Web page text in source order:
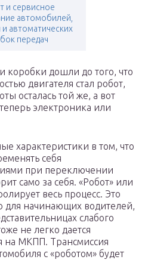
и сервисное
автомобилей,
и автоматических
передач
коробки дошли до того, что
двигателя стал робот,
осталась той же, а вот
электроника или
характеристики в том, что
себя
при переключении
само за себя. «Робот» или
весь процесс. Это
для начинающих водителей,
слабого
не легко дается
на МКПП. Трансмиссия
с «роботом» будет